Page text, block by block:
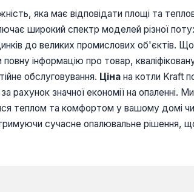
яка має відповідати площі та
широкий спектр моделей різної
до великих промислових об'єктів.
інформацію про товар,
обслуговування. Ціна на котли Kraft
рахунок значної економії на опаленні. Ми
теплом та комфортом у вашому домі
сучасне опалювальне рішення,